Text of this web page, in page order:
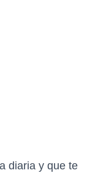
diaria y que te